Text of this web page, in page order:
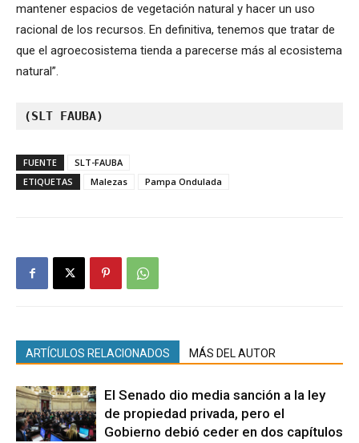
mantener espacios de vegetación natural y hacer un uso
racional de los recursos. En definitiva, tenemos que tratar de
que el agroecosistema tienda a parecerse más al ecosistema
natural”.
(SLT FAUBA)
FUENTE
SLT-FAUBA
ETIQUETAS
Malezas Pampa Ondulada
ARTÍCULOS RELACIONADOS MÁS DEL AUTOR
El Senado dio media sanción a la ley
de propiedad privada, pero el
Gobierno debió ceder en dos capítulos